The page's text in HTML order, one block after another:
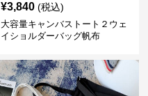
¥3,840 (税込)
大容量キャンバストート２ウェ
イショルダーバッグ帆布